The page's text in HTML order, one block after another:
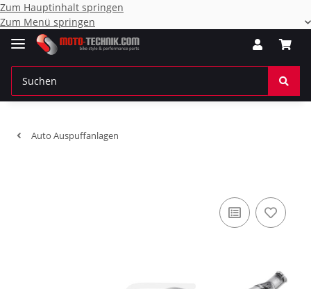
Zum Hauptinhalt springen
Zum Menü springen
Auto Auspuffanlagen